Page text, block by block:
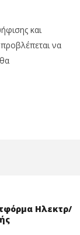
και
να
Ηλεκτρ/